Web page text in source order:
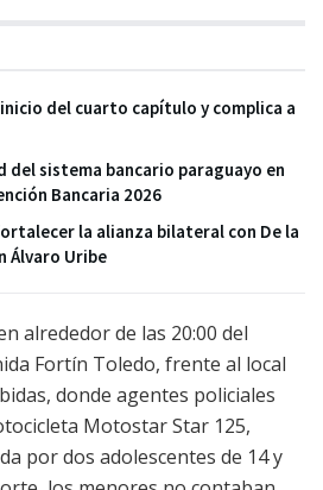
del cuarto capítulo y complica a
del sistema bancario paraguayo en
Bancaria 2026
la alianza bilateral con De la
Álvaro Uribe
alrededor de las 20:00 del
Fortín Toledo, frente al local
donde agentes policiales
Motostar Star 125,
por dos adolescentes de 14 y